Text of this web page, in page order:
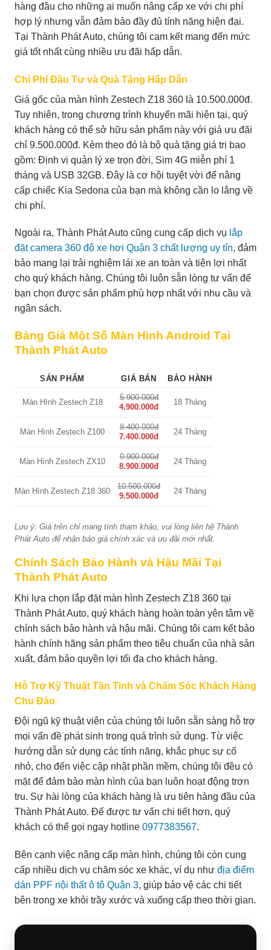
hàng đầu cho những ai muốn nâng cấp xe với chi phí
hợp lý nhưng vẫn đảm bảo đầy đủ tính năng hiện đại.
Tại Thành Phát Auto, chúng tôi cam kết mang đến mức
giá tốt nhất cùng nhiều ưu đãi hấp dẫn.
Chi Phí Đầu Tư và Quà Tặng Hấp Dẫn
Giá gốc của màn hình Zestech Z18 360 là 10.500.000đ.
Tuy nhiên, trong chương trình khuyến mãi hiện tại, quý
khách hàng có thể sở hữu sản phẩm này với giá ưu đãi
chỉ 9.500.000đ. Kèm theo đó là bộ quà tặng giá trị bao
gồm: Định vị quản lý xe trọn đời, Sim 4G miễn phí 1
tháng và USB 32GB. Đây là cơ hội tuyệt vời để nâng
cấp chiếc Kia Sedona của bạn mà không cần lo lắng về
chi phí.
Ngoài ra, Thành Phát Auto cũng cung cấp dịch vụ lắp
đặt camera 360 độ xe hơi Quận 3 chất lượng uy tín, đảm
bảo mang lại trải nghiệm lái xe an toàn và tiện lợi nhất
cho quý khách hàng. Chúng tôi luôn sẵn lòng tư vấn để
bạn chọn được sản phẩm phù hợp nhất với nhu cầu và
ngân sách.
Bảng Giá Một Số Màn Hình Android Tại
Thành Phát Auto
SẢN PHẨM GIÁ BÁN BẢO HÀNH
Màn Hình Zestech Z18
5.900.000đ
4.900.000đ
18 Tháng
Màn Hình Zestech Z100
8.400.000đ
7.400.000đ
24 Tháng
Màn Hình Zestech ZX10
9.900.000đ
8.900.000đ
24 Tháng
Màn Hình Zestech Z18 360
10.500.000đ
9.500.000đ
24 Tháng
Lưu ý: Giá trên chỉ mang tính tham khảo, vui lòng liên hệ Thành
Phát Auto để nhận báo giá chính xác và ưu đãi mới nhất.
Chính Sách Bảo Hành và Hậu Mãi Tại
Thành Phát Auto
Khi lựa chọn lắp đặt màn hình Zestech Z18 360 tại
Thành Phát Auto, quý khách hàng hoàn toàn yên tâm về
chính sách bảo hành và hậu mãi. Chúng tôi cam kết bảo
hành chính hãng sản phẩm theo tiêu chuẩn của nhà sản
xuất, đảm bảo quyền lợi tối đa cho khách hàng.
Hỗ Trợ Kỹ Thuật Tận Tình và Chăm Sóc Khách Hàng
Chu Đáo
Đội ngũ kỹ thuật viên của chúng tôi luôn sẵn sàng hỗ trợ
mọi vấn đề phát sinh trong quá trình sử dụng. Từ việc
hướng dẫn sử dụng các tính năng, khắc phục sự cố
nhỏ, cho đến việc cập nhật phần mềm, chúng tôi đều có
mặt để đảm bảo màn hình của bạn luôn hoạt động trơn
tru. Sự hài lòng của khách hàng là ưu tiên hàng đầu của
Thành Phát Auto. Để được tư vấn chi tiết hơn, quý
khách có thể gọi ngay hotline 0977383567.
Bên cạnh việc nâng cấp màn hình, chúng tôi còn cung
cấp nhiều dịch vụ chăm sóc xe khác, ví dụ như địa điểm
dán PPF nội thất ô tô Quận 3, giúp bảo vệ các chi tiết
bên trong xe khỏi trầy xước và xuống cấp theo thời gian.